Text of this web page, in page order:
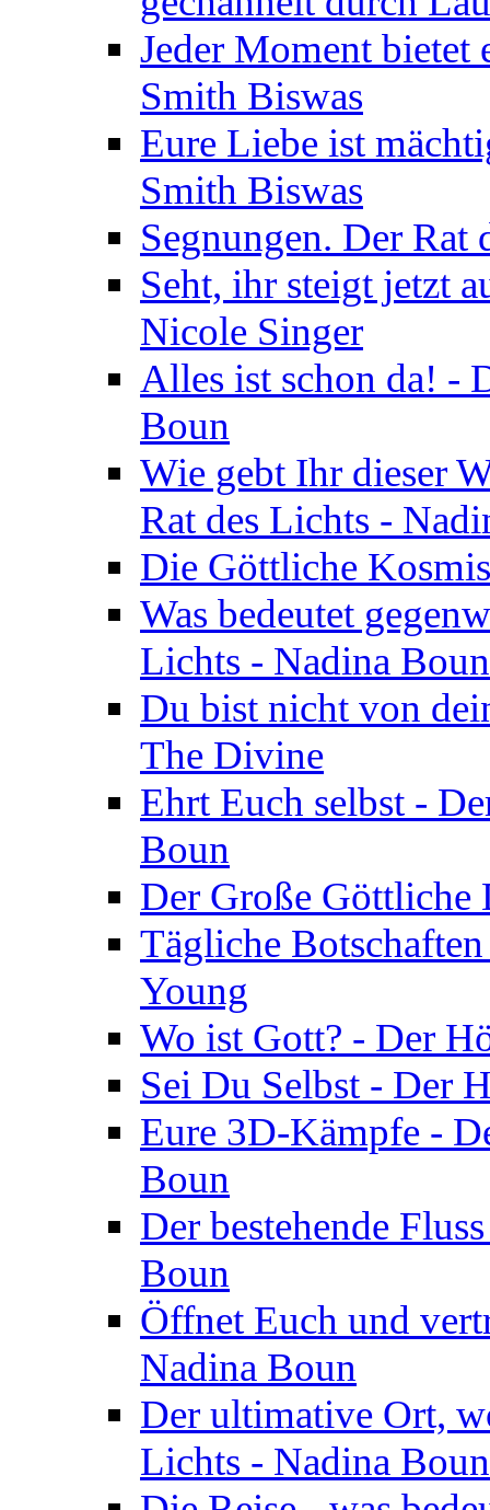
Jeder Moment bietet
Smith Biswas
Eure Liebe ist
Smith Biswas
Segnungen. Der
Seht, ihr steigt jetzt
Nicole Singer
Alles ist schon da! -
Boun
Wie gebt Ihr dieser
Rat des Lichts -
Die Göttliche
Was bedeutet
Lichts - Nadina Boun
Du bist nicht von
The Divine
Ehrt Euch selbst -
Boun
Der Große
Tägliche
Young
Wo ist Gott? - Der
Sei Du Selbst - Der
Eure 3D-Kämpfe -
Boun
Der bestehende
Boun
Öffnet Euch und
Nadina Boun
Der ultimative Ort,
Lichts - Nadina Boun